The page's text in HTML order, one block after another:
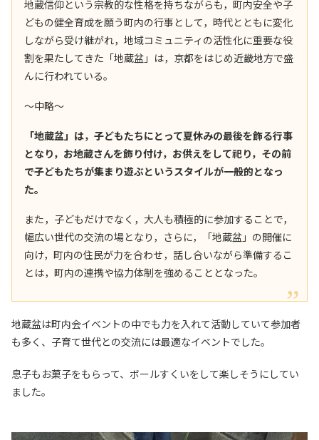
地蔵信仰という宗教的な性格を持ちながらも，町内安全や子
どもの健全育成を願う町内の行事として，時代とともに変化
しながら受け継がれ，地域コミュニティの活性化に重要な役
割を果たしてきた「地蔵盆」は，京都をはじめ近畿地方で盛
んに行われている。
～中略～
「地蔵盆」は，子どもたちにとって夏休みの最後を飾る行事
となり，お地蔵さんを飾り付け，お供えをして祀り，その前
で子どもたちが集まり遊ぶというスタイルが一般的となっ
た。
また，子どもだけでなく，大人も積極的に参加することで，
幅広い世代の交流の場となり，さらに，「地蔵盆」の開催に
向け，町内の住民が力を合わせ，話し合いながら準備するこ
とは，町内の連携や協力体制を強めることとなった。
地蔵盆は町内会イベントの中でも力を入れて活動していて参加者
も多く、子育て世代との交流には最適なイベントでした。
息子もお菓子をもらって、ボールすくいをして楽しそうにしてい
ました。